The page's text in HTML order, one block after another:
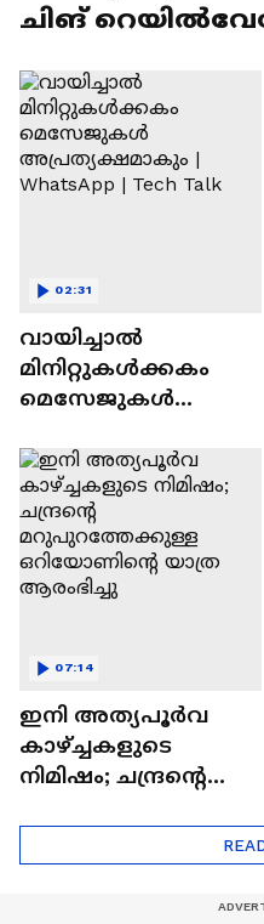
ചിങ്
വായിച്ചാൽ
മിനിറ്റുകൾക്കകം
മെസേജുകള്‍
WhatsApp | Tech Talk
02:31
ഇനി അത്യപൂര്‍വ
കാഴ്ച്ചകളുടെ
നിമിഷം; ചന്ദ്രന്റെ
ഒറിയോണിന്റെ യാത്ര
ആരംഭിച്ചു
07:14